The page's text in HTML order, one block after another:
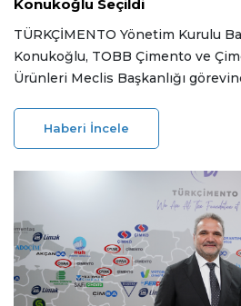
Konukoğlu Seçildi
TÜRKÇİMENTO Yönetim Kurulu
Konukoğlu, TOBB Çimento ve
Ürünleri Meclis Başkanlığı
yeşil çimento regülasyonları ve
teknoloji transferi odaklı makro
Haberi İncele